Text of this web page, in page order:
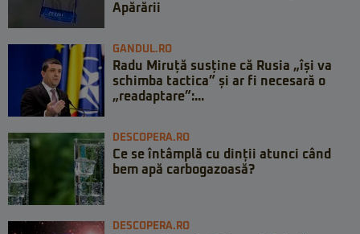
Apărării
GANDUL.RO
Radu Miruță susține că Rusia „își va
schimba tactica” și ar fi necesară o
„readaptare”:...
DESCOPERA.RO
Ce se întâmplă cu dinții atunci când
bem apă carbogazoasă?
DESCOPERA.RO